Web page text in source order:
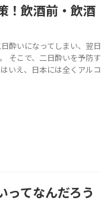
！飲酒前・飲酒
酔いになってしまい、翌日
そこで、二日酔いを予防す
いえ、日本には全くアルコ
ってなんだろう